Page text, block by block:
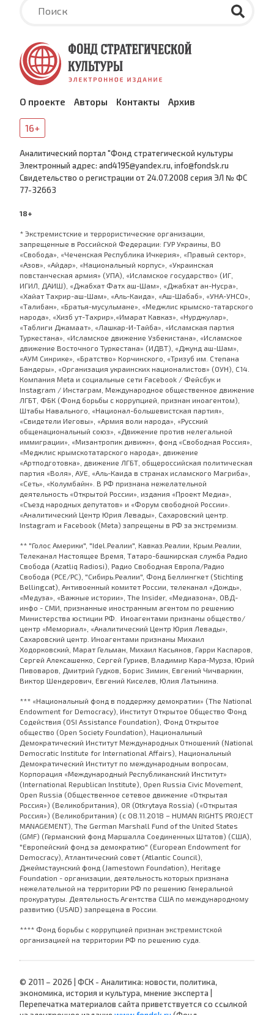
О проекте Авторы Контакты Архив
16+
Аналитический портал "Фонд стратегической культуры
Электронный адрес: and4195@yandex.ru, info@fondsk.ru
Cвидетельство о регистрации от 24.07.2008 серия ЭЛ № ФС
77-32663
18+
* Экстремистские и террористические организации,
запрещенные в Российской Федерации: ГУР Украины, ВО
«Свобода», «Чеченская Республика Ичкерия», «Правый сектор»,
«Азов», «Айдар», «Национальный корпус», «Украинская
повстанческая армия» (УПА), «Исламское государство» (ИГ,
ИГИЛ, ДАИШ), «Джабхат Фатх аш-Шам», «Джабхат ан-Нусра»,
«Хайат Тахрир-аш-Шам», «Аль-Каида», «Аш-Шабаб», «УНА-УНСО»,
«Талибан», «Братья-мусульмане», «Меджлис крымско-татарского
народа», «Хизб ут-Тахрир»,«Имарат Кавказ», «Нурджулар»,
«Таблиги Джамаат», «Лашкар-И-Тайба», «Исламская партия
Туркестана», «Исламское движение Узбекистана», «Исламское
движение Восточного Туркестана» (ИДВТ), «Джунд аш-Шам»,
«АУМ Синрике», «Братство» Корчинского, «Тризуб им. Степана
Бандеры», «Организация украинских националистов» (ОУН), С14.
Компания Meta и социальные сети Facebook / Фейсбук и
Instagram / Инстаграм, Международное общественное движение
ЛГБТ, ФБК (Фонд борьбы с коррупцией, признан иноагентом),
Штабы Навального, «Национал-большевистская партия»,
«Свидетели Иеговы», «Армия воли народа», «Русский
общенациональный союз», «Движение против нелегальной
иммиграции», «Мизантропик дивижн», фонд «Свободная Россия»,
«Меджлис крымскотатарского народа», движение
«Артподготовка», движение ЛГБТ, общероссийская политическая
партия «Воля», АУЕ, «Аль-Каида в странах исламского Магриба»,
«Сеть», «Колумбайн». В РФ признана нежелательной
деятельность «Открытой России», издания «Проект Медиа»,
«Съезд народных депутатов» и «Форум свободной России».
«Аналитический Центр Юрия Левады», Сахаровский центр.
Instagram и Facebook (Metа) запрещены в РФ за экстремизм.
** "Голос Америки", "Idel.Реалии", Кавказ.Реалии, Крым.Реалии,
Телеканал Настоящее Время, Татаро-башкирская служба Радио
Свобода (Azatliq Radiosi), Радио Свободная Европа/Радио
Свобода (PCE/PC), "Сибирь.Реалии", Фонд Беллингкет (Stichting
Bellingcat), Антивоенный комитет России, телеканал «Дождь»,
«Медуза», «Важные истории», The Insider, «Медиазона», ОВД-
инфо - СМИ, признанные иностранным агентом по решению
Министерства юстиции РФ. Иноагентами признаны общество/
центр «Мемориал», «Аналитический Центр Юрия Левады»,
Сахаровский центр. Иноагентами признаны Михаил
Ходорковский, Марат Гельман, Михаил Касьянов, Гарри Каспаров,
Сергей Алексашенко, Сергей Гуриев, Владимир Кара-Мурза, Юрий
Пивоваров, Дмитрий Гудков, Борис Зимин, Евгений Чичваркин,
Виктор Шендерович, Евгений Киселев, Юлия Латынина.
*** «Национальный фонд в поддержку демократии» (The National
Endowment for Democracy), Институт Открытое Общество Фонд
Содействия (OSI Assistance Foundation), Фонд Открытое
общество (Open Society Foundation), Национальный
Демократический Институт Международных Отношений (National
Democratic Institute for International Affairs), Национальный
Демократический Институт по международным вопросам,
Корпорация «Международный Республиканский Институт»
(International Republican Institute), Open Russia Civic Movement,
Open Russia (Общественное сетевое движение «Открытая
Россия») (Великобритания), OR (Otkrytaya Rossia) («Открытая
Россия») (Великобритания) (с 08.11.2018 – HUMAN RIGHTS PROJECT
MANAGEMENT), The German Marshall Fund of the United States
(GMF) (Германский фонд Маршалла Соединенных Штатов) (США),
"Европейский фонд за демократию" (European Endowment for
Democracy), Атлантический совет (Atlantic Council),
Джеймстаунский фонд (Jamestown Foundation), Heritage
Foundation - организации, деятельность которых признана
нежелательной на территории РФ по решению Генеральной
прокуратуры. Деятельность Агентства США по международному
развитию (USAID) запрещена в России.
**** Фонд борьбы с коррупцией признан экстремистской
организацией на территории РФ по решению суда.
© 2011 – 2026 | ФСК - Аналитика: новости, политика,
экономика, история и культура, мнение эксперта |
Перепечатка материалов сайта приветствуется со ссылкой